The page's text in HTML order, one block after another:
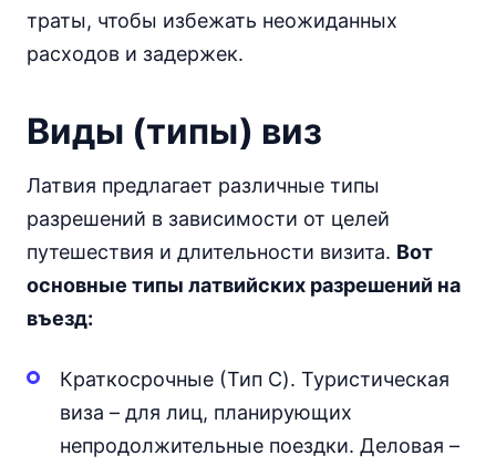
траты, чтобы избежать неожиданных
расходов и задержек.
Виды (типы) виз
Латвия предлагает различные типы
разрешений в зависимости от целей
путешествия и длительности визита. Вот
основные типы латвийских разрешений на
въезд:
Краткосрочные (Тип C). Туристическая
виза – для лиц, планирующих
непродолжительные поездки. Деловая –